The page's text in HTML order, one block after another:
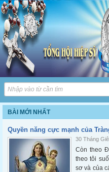
BÀI MỚI NHẤT
Quyền năng cực mạnh của
30 Tháng
Còn theo
theo tôi
sơ và của